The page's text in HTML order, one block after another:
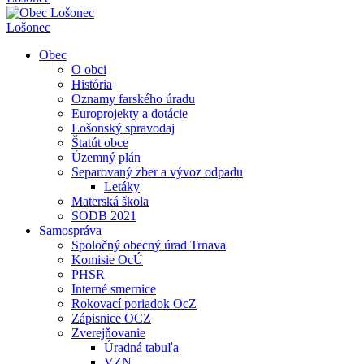
Lošonec
Obec
O obci
História
Oznamy farského úradu
Europrojekty a dotácie
Lošonský spravodaj
Štatút obce
Územný plán
Separovaný zber a vývoz odpadu
Letáky
Materská škola
SODB 2021
Samospráva
Spoločný obecný úrad Trnava
Komisie OcÚ
PHSR
Interné smernice
Rokovací poriadok OcZ
Zápisnice OCZ
Zverejňovanie
Úradná tabuľa